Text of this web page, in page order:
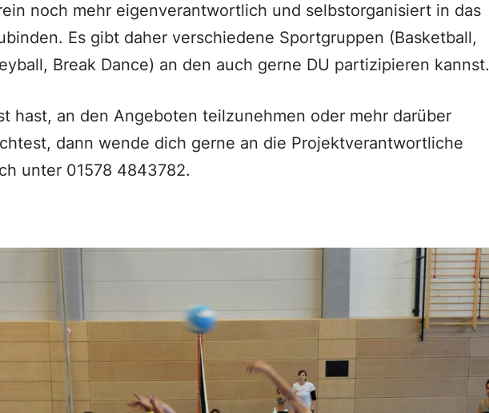
noch mehr eigenverantwortlich und selbstorganisiert in das
Es gibt daher verschiedene Sportgruppen (Basketball,
Break Dance) an den auch gerne DU partizipieren kannst.
hast, an den Angeboten teilzunehmen oder mehr darüber
dann wende dich gerne an die Projektverantwortliche
unter 01578 4843782.